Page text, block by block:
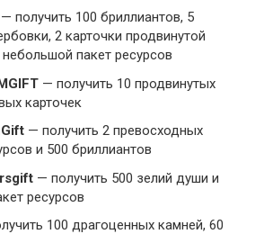
— получить 100 бриллиантов, 5
2 карточки продвинутой
пакет ресурсов
— получить 10 продвинутых
карточек
— получить 2 превосходных
и 500 бриллиантов
— получить 500 зелий души и
ресурсов
100 драгоценных камней, 60